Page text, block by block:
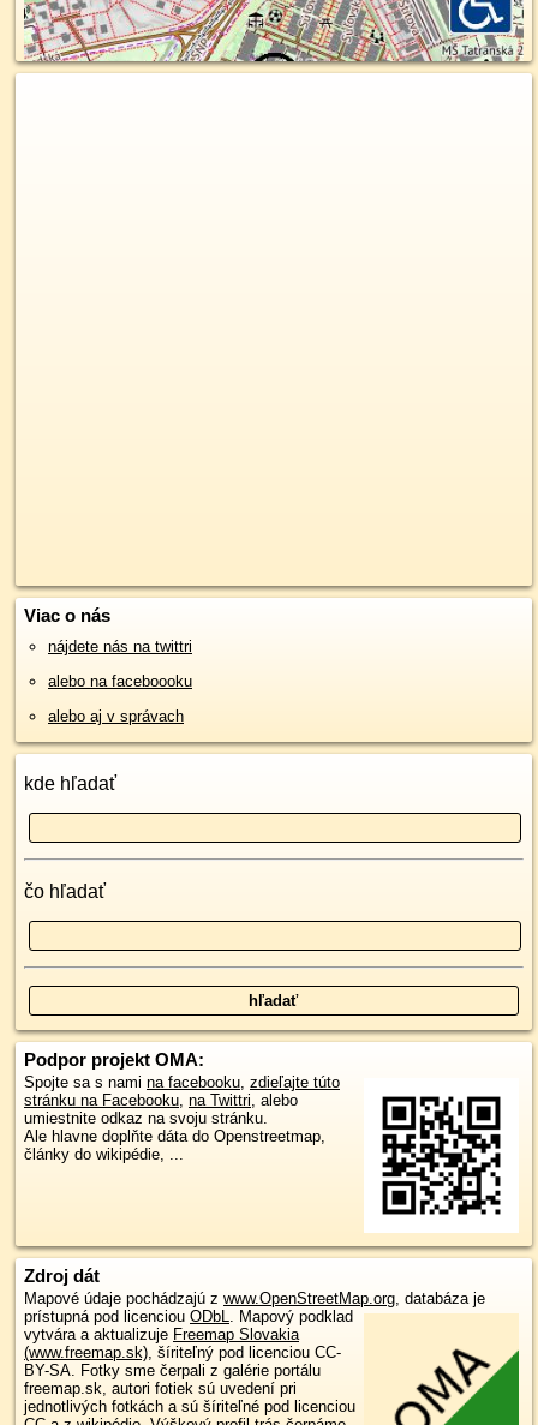
Viac o nás
nájdete nás na twittri
alebo na faceboooku
alebo aj v správach
kde hľadať
čo hľadať
Podpor projekt OMA:
Spojte sa s nami na facebooku, zdieľajte túto
stránku na Facebooku, na Twittri, alebo
umiestnite odkaz na svoju stránku.
Ale hlavne doplňte dáta do Openstreetmap,
články do wikipédie, ...
Zdroj dát
Mapové údaje pochádzajú z www.OpenStreetMap.org, databáza je
prístupná pod licenciou ODbL. Mapový podklad
vytvára a aktualizuje Freemap Slovakia
(www.freemap.sk), šíriteľný pod licenciou CC-
BY-SA. Fotky sme čerpali z galérie portálu
freemap.sk, autori fotiek sú uvedení pri
jednotlivých fotkách a sú šíriteľné pod licenciou